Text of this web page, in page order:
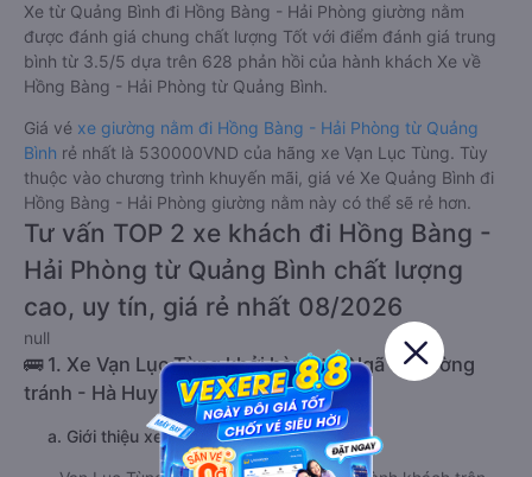
Xe từ Quảng Bình đi Hồng Bàng - Hải Phòng giường nằm
được đánh giá chung chất lượng Tốt với điểm đánh giá trung
bình từ 3.5/5 dựa trên 628 phản hồi của hành khách Xe về
Hồng Bàng - Hải Phòng từ Quảng Bình.
Giá vé xe giường nằm đi Hồng Bàng - Hải Phòng từ Quảng
Bình rẻ nhất là 530000VND của hãng xe Vạn Lục Tùng. Tùy
thuộc vào chương trình khuyến mãi, giá vé Xe Quảng Bình đi
Hồng Bàng - Hải Phòng giường nằm này có thể sẽ rẻ hơn.
Tư vấn TOP 2 xe khách đi Hồng Bàng -
Hải Phòng từ Quảng Bình chất lượng
cao, uy tín, giá rẻ nhất 08/2026
null
🚌 1. Xe Vạn Lục Tùng khởi hành tại Ngã tư đường
tránh - Hà Huy Tập
a. Giới thiệu xe Vạn Lục Tùng